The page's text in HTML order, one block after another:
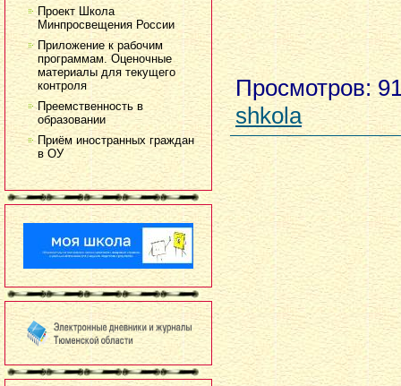
Проект Школа
Минпросвещения России
Приложение к рабочим
программам. Оценочные
материалы для текущего
контроля
Преемственность в
образовании
Приём иностранных граждан
в ОУ
Просмотров:
shkola